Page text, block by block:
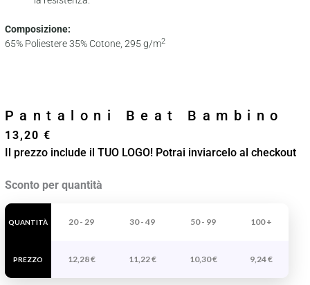
Composizione:
65% Poliestere 35% Cotone, 295 g/m2
Pantaloni Beat Bambino
13,20 €
Il prezzo include il TUO LOGO! Potrai inviarcelo al checkout
Sconto per quantità
QUANTITÀ
PREZZO
20 - 29 30 - 49 50 - 99 100 +
12,28€ 11,22€ 10,30€ 9,24€
Pantaloni
Beat
Bambino